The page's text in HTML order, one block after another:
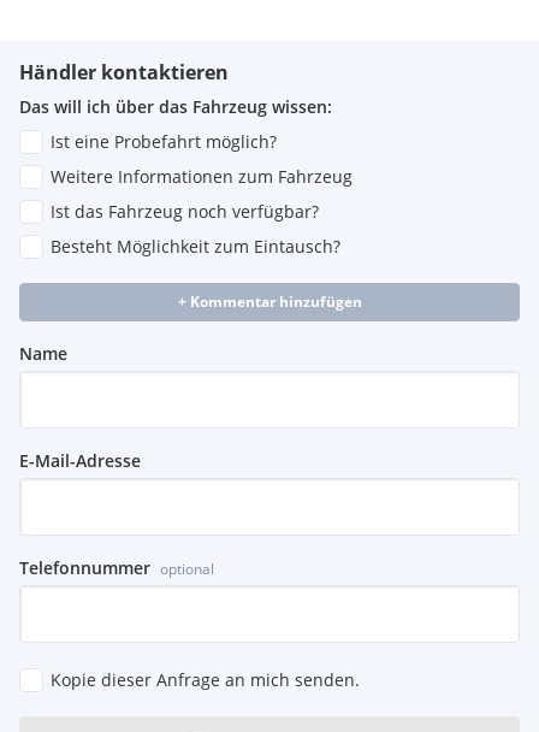
Händler kontaktieren
Das will ich über das Fahrzeug wissen:
Ist eine Probefahrt möglich?
Weitere Informationen zum Fahrzeug
Ist das Fahrzeug noch verfügbar?
Besteht Möglichkeit zum Eintausch?
+ Kommentar hinzufügen
Name
E-Mail-Adresse
Telefonnummer optional
Kopie dieser Anfrage an mich senden.